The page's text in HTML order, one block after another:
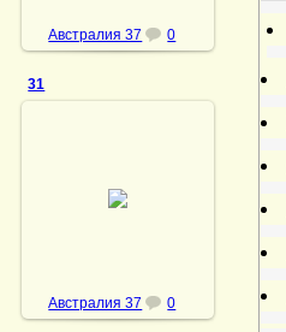
Австралия 37 0
31
Австралия 37 0